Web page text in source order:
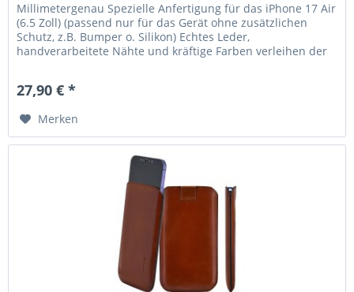
Millimetergenau Spezielle Anfertigung für das iPhone 17 Air
(6.5 Zoll) (passend nur für das Gerät ohne zusätzlichen
Schutz, z.B. Bumper o. Silikon) Echtes Leder,
handverarbeitete Nähte und kräftige Farben verleihen der
27,90 € *
Merken